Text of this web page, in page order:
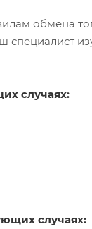
обмена
специалист
случаях:
случаях: